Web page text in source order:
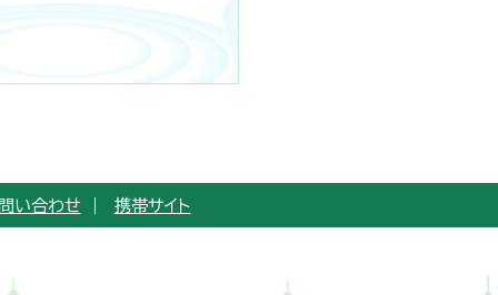
い合わせ 携帯サイト